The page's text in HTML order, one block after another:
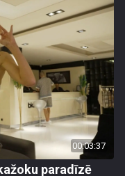
00:03:37
paradīzē